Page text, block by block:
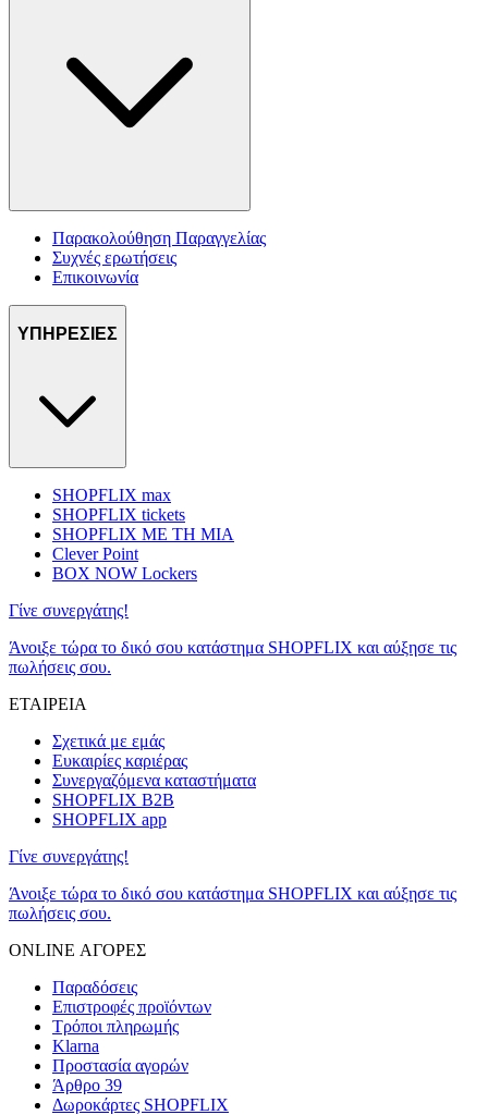
Παρακολούθηση Παραγγελίας
Συχνές ερωτήσεις
Επικοινωνία
ΥΠΗΡΕΣΙΕΣ
SHOPFLIX max
SHOPFLIX tickets
SHOPFLIX ΜΕ ΤΗ ΜΙΑ
Clever Point
BOX NOW Lockers
Γίνε συνεργάτης!
Άνοιξε τώρα το δικό σου κατάστημα SHOPFLIX και αύξησε τις
πωλήσεις σου.
ΕΤΑΙΡΕΙΑ
Σχετικά με εμάς
Ευκαιρίες καριέρας
Συνεργαζόμενα καταστήματα
SHOPFLIX B2B
SHOPFLIX app
Γίνε συνεργάτης!
Άνοιξε τώρα το δικό σου κατάστημα SHOPFLIX και αύξησε τις
πωλήσεις σου.
ONLINE ΑΓΟΡΕΣ
Παραδόσεις
Επιστροφές προϊόντων
Τρόποι πληρωμής
Klarna
Προστασία αγορών
Άρθρο 39
Δωροκάρτες SHOPFLIX